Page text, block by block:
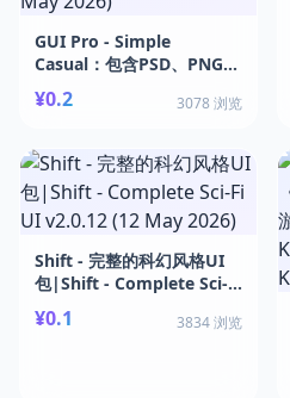
GUI Pro - Simple
Casual：包含PSD、PNG、
预制体和场景的简洁UI资产
包|GUI Pro - Simple
May 2026)
¥0.2 3078 浏览
Shift - 完整的科幻风格UI
包|Shift - Complete Sci-Fi
UI v2.0.12 (12 May 2026)
¥0.1 3834 浏览